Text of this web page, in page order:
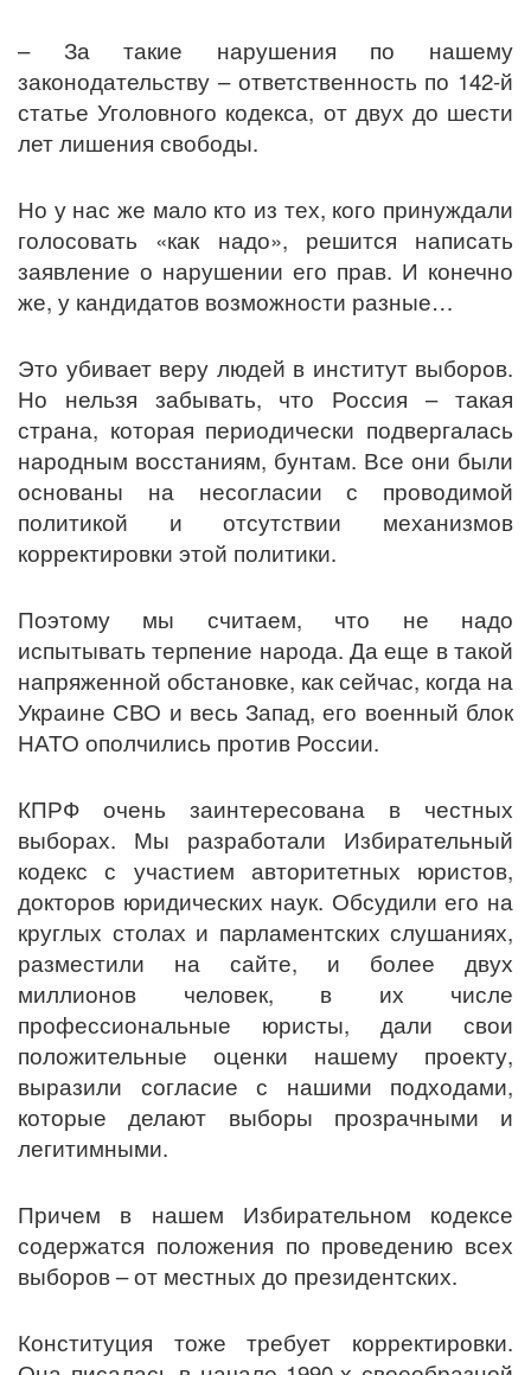
– За такие нарушения по нашему
законодательству – ответственность по 142-й
статье Уголовного кодекса, от двух до шести
лет лишения свободы.
Но у нас же мало кто из тех, кого принуждали
голосовать «как надо», решится написать
заявление о нарушении его прав. И конечно
же, у кандидатов возможности разные…
Это убивает веру людей в институт выборов.
Но нельзя забывать, что Россия – такая
страна, которая периодически подвергалась
народным восстаниям, бунтам. Все они были
основаны на несогласии с проводимой
политикой и отсутствии механизмов
корректировки этой политики.
Поэтому мы считаем, что не надо
испытывать терпение народа. Да еще в такой
напряженной обстановке, как сейчас, когда на
Украине СВО и весь Запад, его военный блок
НАТО ополчились против России.
КПРФ очень заинтересована в честных
выборах. Мы разработали Избирательный
кодекс с участием авторитетных юристов,
докторов юридических наук. Обсудили его на
круглых столах и парламентских слушаниях,
разместили на сайте, и более двух
миллионов человек, в их числе
профессиональные юристы, дали свои
положительные оценки нашему проекту,
выразили согласие с нашими подходами,
которые делают выборы прозрачными и
легитимными.
Причем в нашем Избирательном кодексе
содержатся положения по проведению всех
выборов – от местных до президентских.
Конституция тоже требует корректировки.